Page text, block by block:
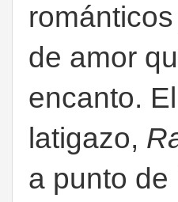
de amor
encanto.
latigazo,
a punto